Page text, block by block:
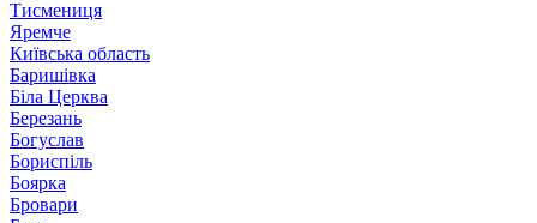
Тисмениця
Яремче
Київська область
Баришівка
Біла Церква
Березань
Богуслав
Бориспіль
Боярка
Бровари